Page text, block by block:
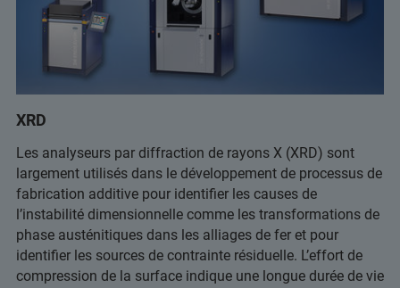
XRD
Les analyseurs par diffraction de rayons X (XRD) sont
largement utilisés dans le développement de processus de
fabrication additive pour identifier les causes de
l’instabilité dimensionnelle comme les transformations de
phase austénitiques dans les alliages de fer et pour
identifier les sources de contrainte résiduelle. L’effort de
compression de la surface indique une longue durée de vie